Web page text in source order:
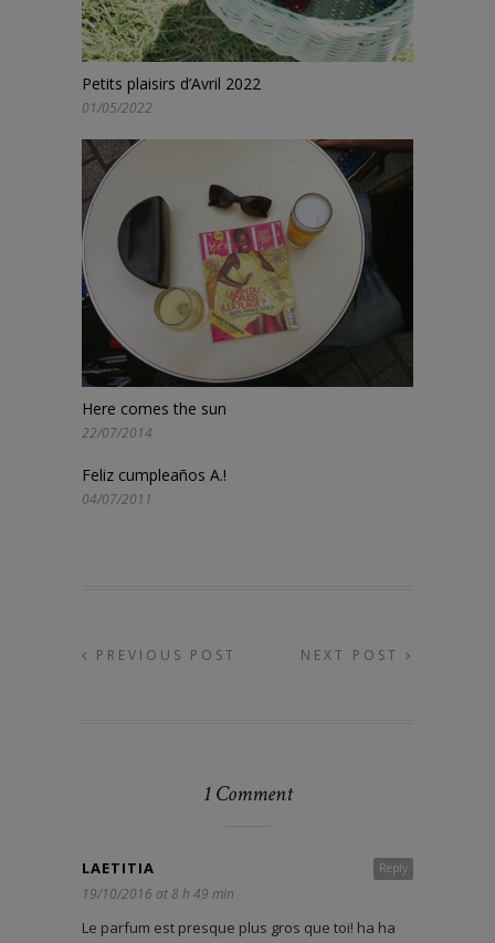
Petits plaisirs d’Avril 2022
01/05/2022
Here comes the sun
22/07/2014
Feliz cumpleaños A.!
04/07/2011
PREVIOUS POST NEXT POST
1 Comment
Reply
LAETITIA
19/10/2016 at 8 h 49 min
Le parfum est presque plus gros que toi! ha ha